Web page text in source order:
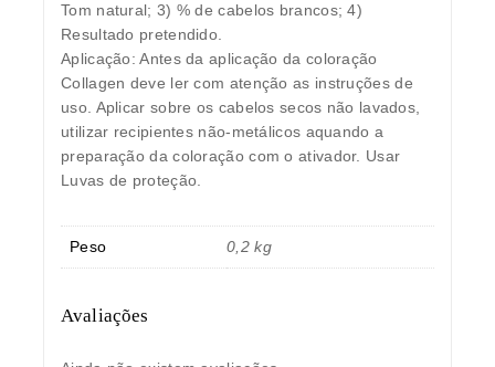
Tom natural; 3) % de cabelos brancos; 4)
Resultado pretendido.
Aplicação: Antes da aplicação da coloração
Collagen deve ler com atenção as instruções de
uso. Aplicar sobre os cabelos secos não lavados,
utilizar recipientes não-metálicos aquando a
preparação da coloração com o ativador. Usar
Luvas de proteção.
Peso 0,2 kg
Avaliações